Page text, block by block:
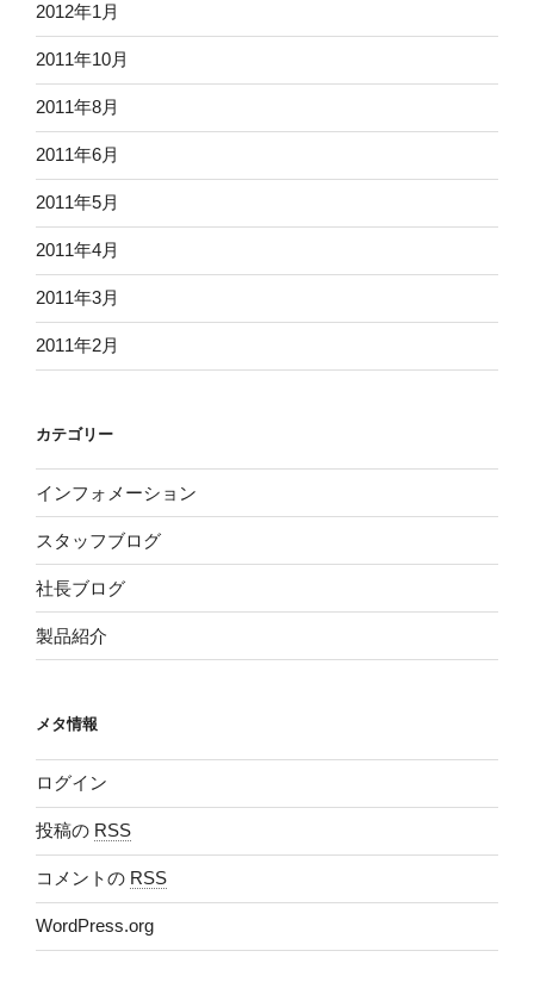
2012年1月
2011年10月
2011年8月
2011年6月
2011年5月
2011年4月
2011年3月
2011年2月
カテゴリー
インフォメーション
スタッフブログ
社長ブログ
製品紹介
メタ情報
ログイン
投稿の RSS
コメントの RSS
WordPress.org